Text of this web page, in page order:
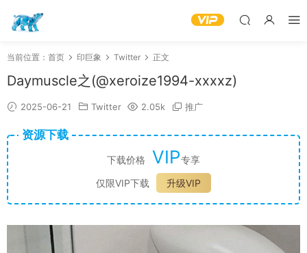
当前位置： 首页 印巨象 Twitter 正文
Daymuscle之(@xeroize1994-xxxxz)
2025-06-21 Twitter 2.05k 推广
资源下载
下载价格 VIP专享
仅限VIP下载
升级VIP